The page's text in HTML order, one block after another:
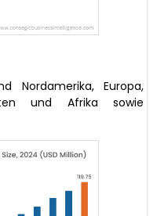
Nordamerika, Europa,
und Afrika sowie